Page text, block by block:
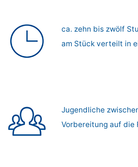
ca. zehn bis zwölf
am Stück verteilt in
Jugendliche
Vorbereitung auf die